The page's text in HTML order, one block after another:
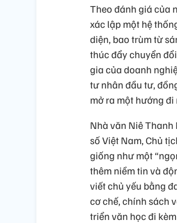
Theo đánh giá của
xác lập một hệ
diện, bao trùm từ
thúc đẩy chuyển
gia của doanh
tư nhân đầu tư,
mở ra một hướng
Nhà văn Niê
số Việt Nam, Chủ
giống như một
thêm niềm tin và
viết chủ yếu bằng
cơ chế, chính sách
triển văn học đi